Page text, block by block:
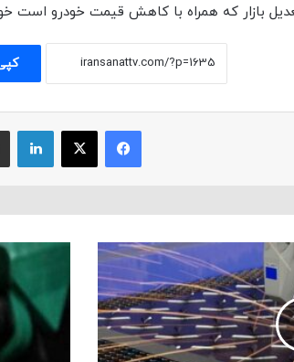
بازار که همراه با کاهش قیمت خودرو است
فیسبوک ایکس لینکداین